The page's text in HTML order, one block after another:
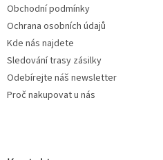
Obchodní podmínky
Ochrana osobních údajů
Kde nás najdete
Sledování trasy zásilky
Odebírejte náš newsletter
Proč nakupovat u nás